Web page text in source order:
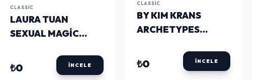
CLASSIC
LAURA TUAN
SEXUAL MAGIC
TAROT KARTI
₺0 İNCELE
CLASSIC
BY KIM KRANS
ARCHETYPES
ALK4319
₺0 İNCELE